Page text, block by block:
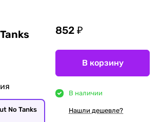
No Tanks
852 ₽
В корзину
В наличии
Нашли дешевле?